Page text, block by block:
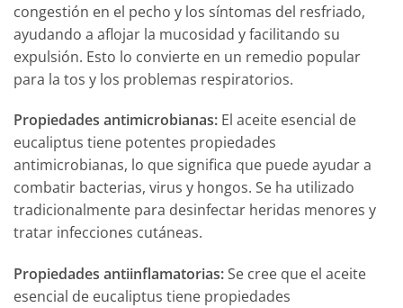
congestión en el pecho y los síntomas del resfriado,
ayudando a aflojar la mucosidad y facilitando su
expulsión. Esto lo convierte en un remedio popular
para la tos y los problemas respiratorios.
Propiedades antimicrobianas: El aceite esencial de
eucaliptus tiene potentes propiedades
antimicrobianas, lo que significa que puede ayudar a
combatir bacterias, virus y hongos. Se ha utilizado
tradicionalmente para desinfectar heridas menores y
tratar infecciones cutáneas.
Propiedades antiinflamatorias:Se cree que el aceite
esencial de eucaliptus tiene propiedades